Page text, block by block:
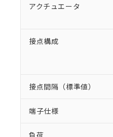
アクチュエータ
接点構成
接点間隔（標準値）
端子仕様
負荷